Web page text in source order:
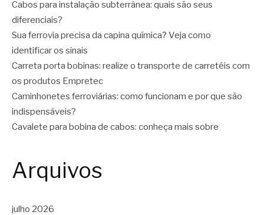
Cabos para instalação subterrânea: quais são seus
diferenciais?
Sua ferrovia precisa da capina química? Veja como
identificar os sinais
Carreta porta bobinas: realize o transporte de carretéis com
os produtos Empretec
Caminhonetes ferroviárias: como funcionam e por que são
indispensáveis?
Cavalete para bobina de cabos: conheça mais sobre
Arquivos
julho 2026